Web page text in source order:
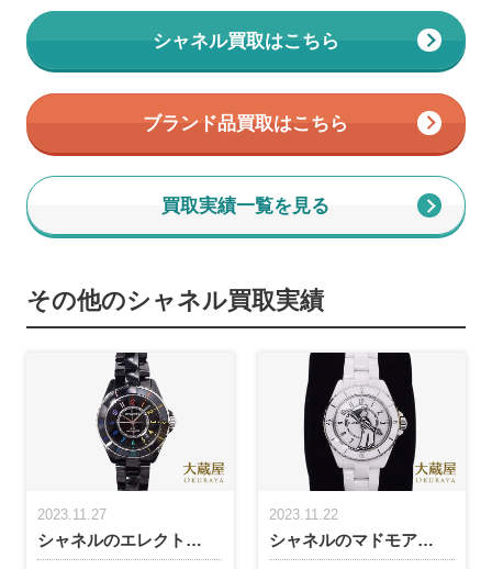
シャネル買取はこちら
ブランド品買取はこちら
買取実績一覧を見る
その他のシャネル買取実績
2023.11.27
シャネルのエレクト…
2023.11.22
シャネルのマドモア…